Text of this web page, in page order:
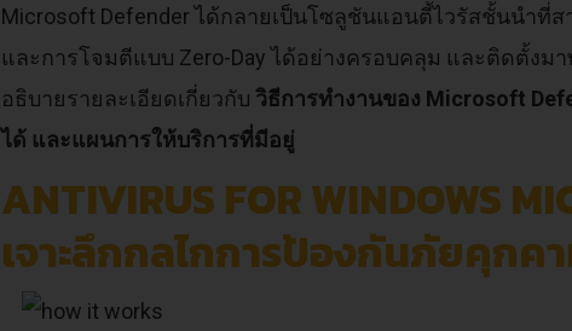
Microsoft Defender ได้กลายเป็นโซลูชันแอนตี้ไวรัสชั้นนำที่
และการโจมตีแบบ Zero-Day ได้อย่างครอบคลุม และติดตั้งม
อธิบายรายละเอียดเกี่ยวกับวิธีการทำงานของ Microsoft
ได้ และแผนการให้บริการที่มีอยู่
ANTIVIRUS FOR WINDOWS
เจาะลึกกลไกการป้องกันภัยคุกค